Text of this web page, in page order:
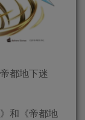
都地下迷
和《帝都地